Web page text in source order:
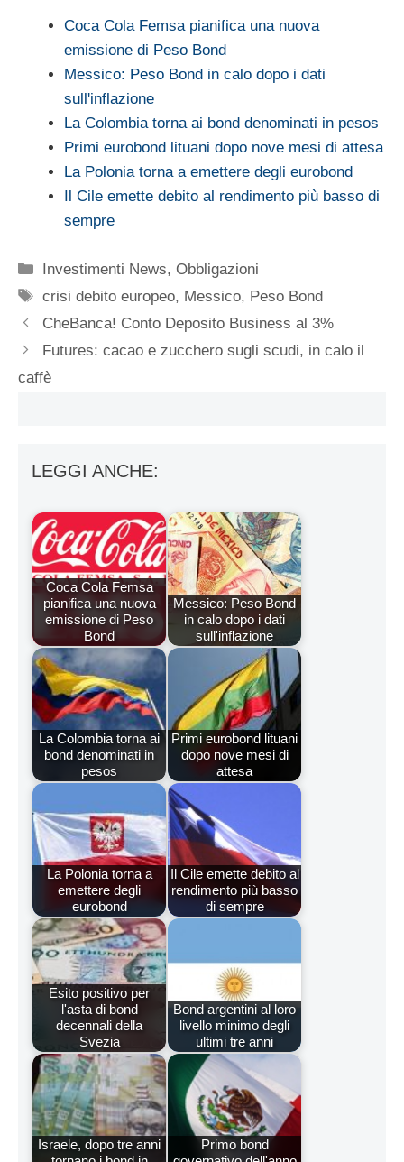
Coca Cola Femsa pianifica una nuova
emissione di Peso Bond
Messico: Peso Bond in calo dopo i dati
sull'inflazione
La Colombia torna ai bond denominati in pesos
Primi eurobond lituani dopo nove mesi di attesa
La Polonia torna a emettere degli eurobond
Il Cile emette debito al rendimento più basso di
sempre
Categorie
Investimenti News,Obbligazioni
Tag
crisi debito europeo, Messico, Peso Bond
CheBanca! Conto Deposito Business al 3%
Futures: cacao e zucchero sugli scudi, in calo il
caffè
LEGGI ANCHE:
Coca Cola Femsa
pianifica una nuova
emissione di Peso
Bond
Messico: Peso Bond
in calo dopo i dati
sull'inflazione
La Colombia torna ai
bond denominati in
pesos
Primi eurobond lituani
dopo nove mesi di
attesa
La Polonia torna a
emettere degli
eurobond
Il Cile emette debito al
rendimento più basso
di sempre
Esito positivo per
l'asta di bond
decennali della
Svezia
Bond argentini al loro
livello minimo degli
ultimi tre anni
Israele, dopo tre anni
Primo bond